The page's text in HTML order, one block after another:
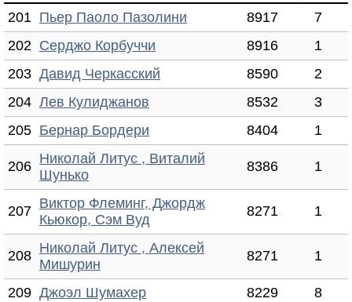
201 Пьер Паоло Пазолини 8917
7
202 Серджо Корбуччи 8916
1
203 Давид Черкасский 8590
2
204 Лев Кулиджанов 8532
3
205 Бернар Бордери 8404 1
206 Николай Литус , Виталий
Шунько
8386 1
207 Виктор Флеминг, Джордж
Кьюкор, Сэм Вуд
8271 1
208 Николай Литус , Алексей
Мишурин
8271 1
209 Джоэл Шумахер 8229
8